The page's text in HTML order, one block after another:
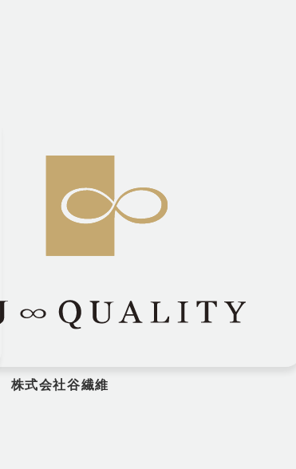
株式会社谷繊維